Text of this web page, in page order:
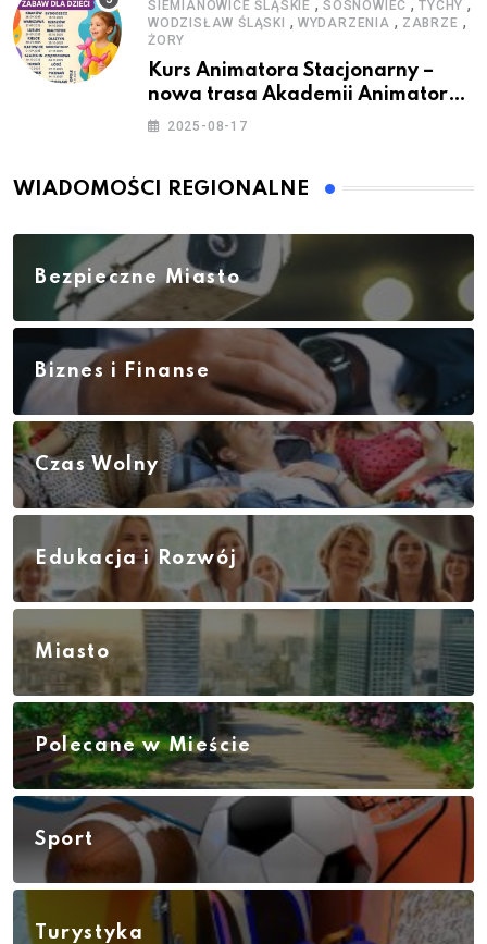
SIEMIANOWICE ŚLĄSKIE SOSNOWIEC TYCHY
WODZISŁAW ŚLĄSKI , WYDARZENIA , ZABRZE ,
ŻORY
Kurs Animatora Stacjonarny –
nowa trasa Akademii Animatora
– jesień 2025
2025-08-17
WIADOMOŚCI REGIONALNE
Bezpieczne Miasto
Biznes i Finanse
Czas Wolny
Edukacja i Rozwój
Miasto
Polecane w Mieście
Sport
Turystyka